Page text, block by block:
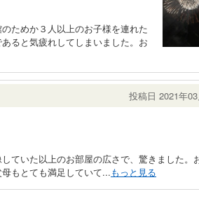
ためか３人以上のお子様を連れた
ると気疲れしてしまいました。お
投稿日 2021年
ていた以上のお部屋の広さで、驚きました。
もとても満足していて...もっと見る